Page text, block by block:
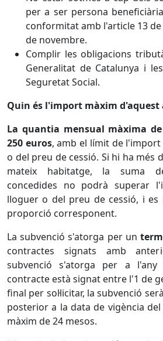
per a ser persona
conformitat amb l'article 13 de
de novembre.
Complir les obligacions
Generalitat de Catalunya i
Seguretat Social.
Quin és l'import màxim d'aquest
La quantia mensual màxima
250 euros, amb el límit de
o del preu de cessió. Si hi ha més
mateix habitatge, la suma
concedides no podrà superar
lloguer o del preu de cessió, i
proporció corresponent.
La subvenció s'atorga per un
contractes signats amb
subvenció s'atorga per a
contracte està signat entre l'1 de
final per sol·licitar, la subvenció
posterior a la data de vigència
màxim de 24 mesos.